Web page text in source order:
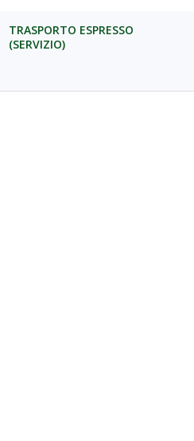
TRASPORTO ESPRESSO
(SERVIZIO)